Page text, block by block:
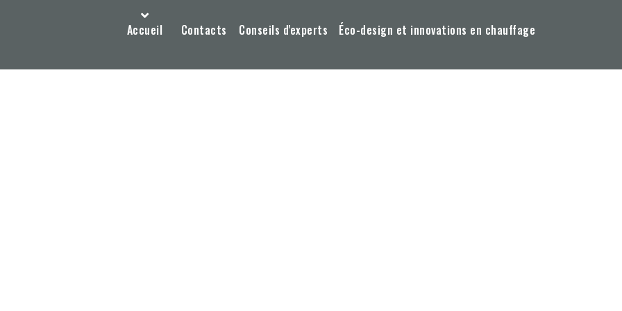
Accueil Contacts Conseils d'experts Éco-design et innovations en chauffage